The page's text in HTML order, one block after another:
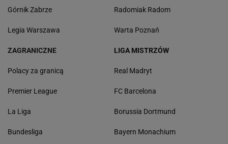
Górnik Zabrze
Legia Warszawa
Radomiak Radom
Warta Poznań
ZAGRANICZNE
Polacy za granicą
Premier League
La Liga
Bundesliga
LIGA MISTRZÓW
Real Madryt
FC Barcelona
Borussia Dortmund
Bayern Monachium